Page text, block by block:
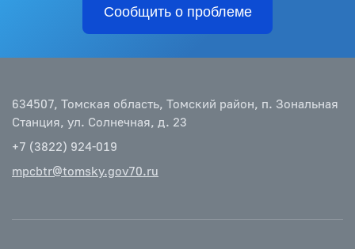
Сообщить о проблеме
634507, Томская область, Томский район, п. Зональная
Станция, ул. Солнечная, д. 23
+7 (3822) 924-019
mpcbtr@tomsky.gov70.ru